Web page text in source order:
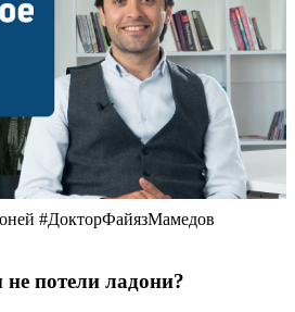
#ДокторФайязМамедов
потели ладони?